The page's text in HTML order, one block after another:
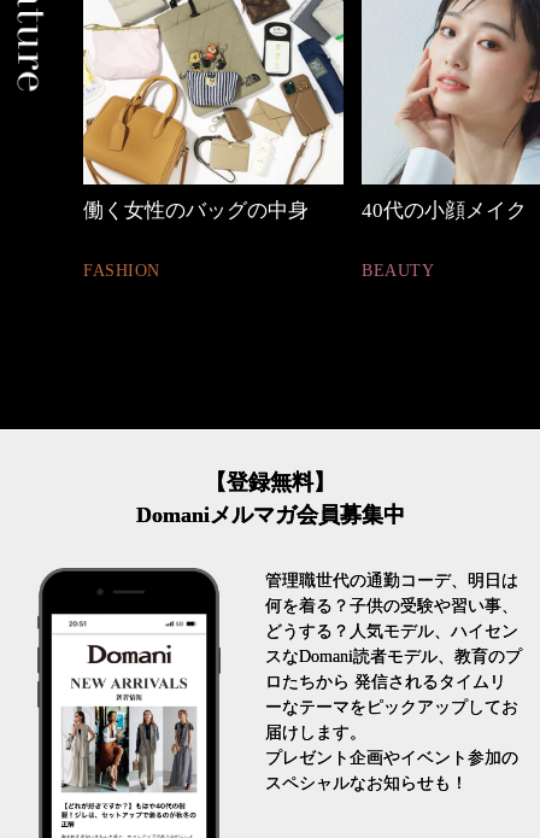
働く女性のバッグの中身
FASHION
40代の小顔メイク
BEAUTY
【登録無料】
Domaniメルマガ会員募集中
管理職世代の通勤コーデ、明日は
何を着る？子供の受験や習い事、
どうする？人気モデル、ハイセン
スなDomani読者モデル、教育のプ
ロたちから 発信されるタイムリ
ーなテーマをピックアップしてお
届けします。
プレゼント企画やイベント参加の
スペシャルなお知らせも！